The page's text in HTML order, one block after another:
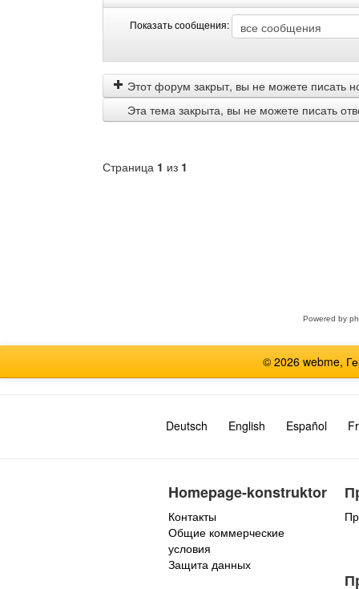
Показать сообщения:
сообщения
by
Этот форум закрыт, вы не можете писать
Эта тема закрыта, вы не можете писать
Страница 1 из 1
Powered by
© 2026 webme,
Deutsch English Español
Homepage-konstruktor
Контакты
Общие коммерческие
условия
Защита данных